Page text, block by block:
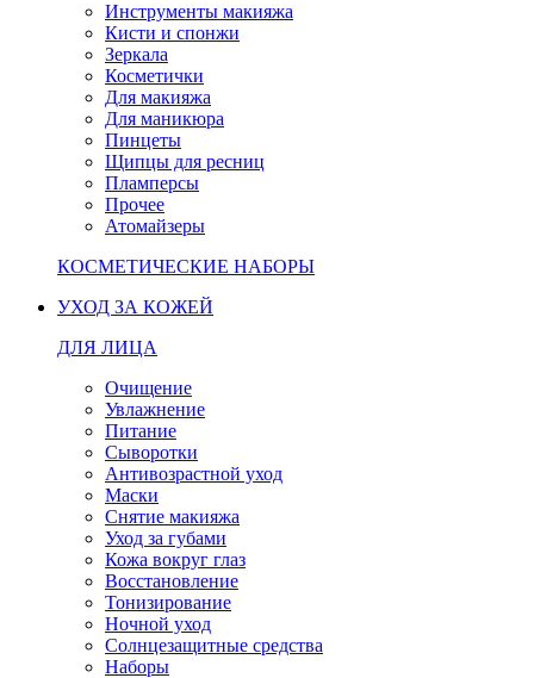
Инструменты макияжа
Кисти и спонжи
Зеркала
Косметички
Для макияжа
Для маникюра
Пинцеты
Щипцы для ресниц
Пламперсы
Прочее
Атомайзеры
КОСМЕТИЧЕСКИЕ НАБОРЫ
УХОД ЗА КОЖЕЙ
ДЛЯ ЛИЦА
Очищение
Увлажнение
Питание
Сыворотки
Антивозрастной уход
Маски
Снятие макияжа
Уход за губами
Кожа вокруг глаз
Восстановление
Тонизирование
Ночной уход
Солнцезащитные средства
Наборы